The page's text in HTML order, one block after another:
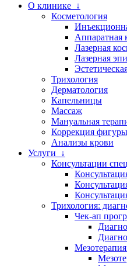
О клинике ↓
Косметология
Аппаратная
Лазерная
Лазерная
Трихология
Дерматология
Капельницы
Массаж
Мануальная
Коррекция фигуры
Анализы крови
Услуги ↓
Консультации
Трихология:
Чек-ап